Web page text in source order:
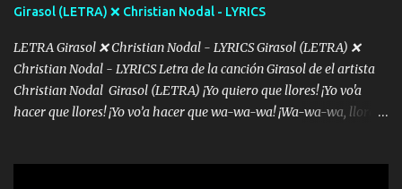
Girasol (LETRA) ❌ Christian Nodal - LYRICS
LETRA Girasol ❌ Christian Nodal - LYRICS Girasol (LETRA) ❌
Christian Nodal - LYRICS Letra de la canción Girasol de el artista
Christian Nodal Girasol (LETRA) ¡Yo quiero que llores! ¡Yo vo'a
hacer que llores! ¡Yo vo’a hacer que wa-wa-wa! ¡Wa-wa-wa, llores!